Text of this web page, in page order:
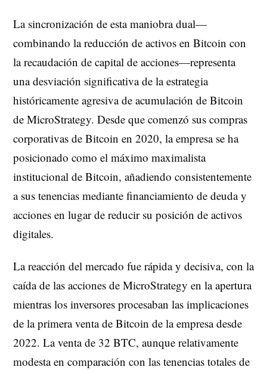
La sincronización de esta maniobra dual—
combinando la reducción de activos en Bitcoin con
la recaudación de capital de acciones—representa
una desviación significativa de la estrategia
históricamente agresiva de acumulación de Bitcoin
de MicroStrategy. Desde que comenzó sus compras
corporativas de Bitcoin en 2020, la empresa se ha
posicionado como el máximo maximalista
institucional de Bitcoin, añadiendo consistentemente
a sus tenencias mediante financiamiento de deuda y
acciones en lugar de reducir su posición de activos
digitales.
La reacción del mercado fue rápida y decisiva, con la
caída de las acciones de MicroStrategy en la apertura
mientras los inversores procesaban las implicaciones
de la primera venta de Bitcoin de la empresa desde
2022. La venta de 32 BTC, aunque relativamente
modesta en comparación con las tenencias totales de